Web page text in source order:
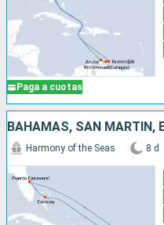
Paga a cuotas
Harmony of the Seas 8 d